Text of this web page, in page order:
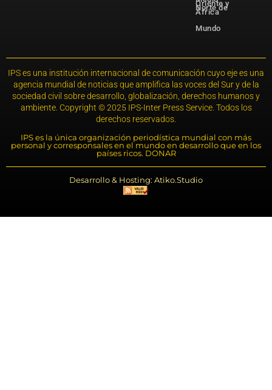
Oriente y
Norte de
África
Mundo
IPS es una institución internacional de comunicación cuyo eje es una
agencia mundial de noticias que amplifica las voces del Sur y de la
sociedad civil sobre desarrollo, globalización, derechos humanos y
ambiente. Copyright © 2025 IPS-Inter Press Service. Todos los
derechos reservados.
IPS es la única organización periodística mundial con más
personal y corresponsales en el mundo en desarrollo que en los
países ricos. DONAR
Desarrollo & Hosting: Atiko.Studio